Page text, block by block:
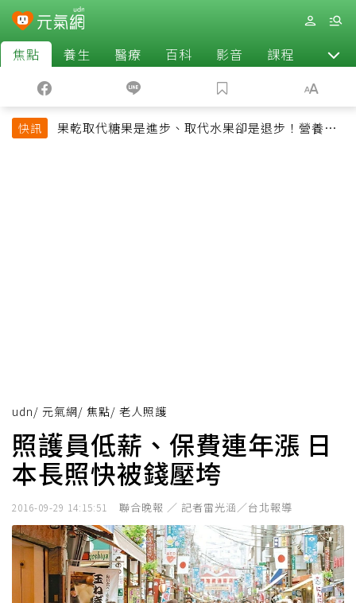
焦點 養生 醫療 百科 影音 課程 退休
快訊
果乾取代糖果是進步、取代水果卻是退步！營養師
udn/ 元氣網/ 焦點/ 老人照護
照護員低薪、保費連年漲 日
本長照快被錢壓垮
2016-09-29 14:15:51 聯合晚報 ／ 記者雷光涵／台北報導